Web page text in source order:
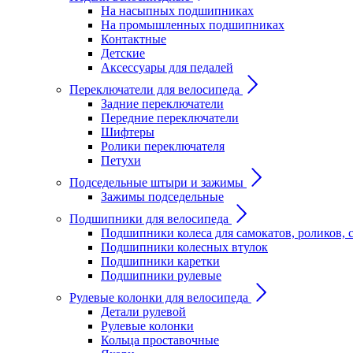
На насыпных подшипниках
На промышленных подшипниках
Контактные
Детские
Аксессуары для педалей
Переключатели для велосипеда
Задние переключатели
Передние переключатели
Шифтеры
Ролики переключателя
Петухи
Подседельные штыри и зажимы
Зажимы подседельные
Подшипники для велосипеда
Подшипники колеса для самокатов, роликов,
Подшипники колесных втулок
Подшипники каретки
Подшипники рулевые
Рулевые колонки для велосипеда
Детали рулевой
Рулевые колонки
Кольца проставочные